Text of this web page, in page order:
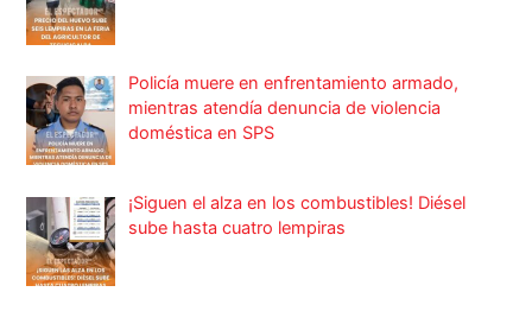
Policía muere en enfrentamiento armado,
mientras atendía denuncia de violencia
doméstica en SPS
¡Siguen el alza en los combustibles! Diésel
sube hasta cuatro lempiras